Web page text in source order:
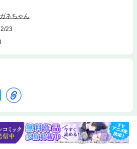
ネちゃん
23